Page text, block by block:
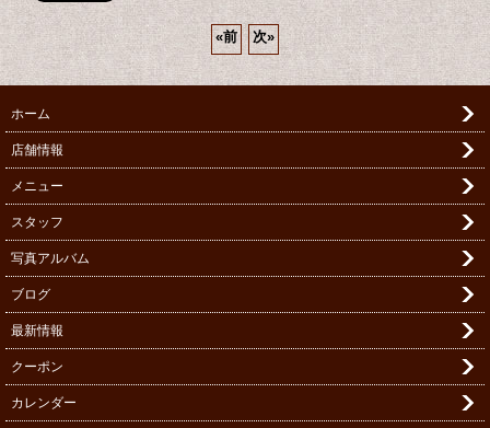
«前 次»
ホーム
店舗情報
メニュー
スタッフ
写真アルバム
ブログ
最新情報
クーポン
カレンダー